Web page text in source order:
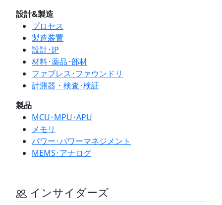
設計&製造
プロセス
製造装置
設計･IP
材料･薬品･部材
ファブレス･ファウンドリ
計測器・検査･検証
製品
MCU･MPU･APU
メモリ
パワー･パワーマネジメント
MEMS･アナログ
インサイダーズ